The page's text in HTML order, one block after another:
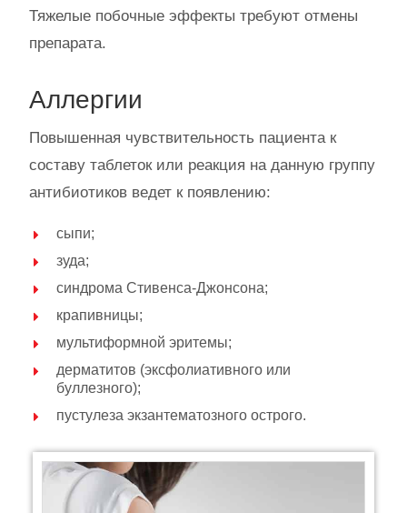
Тяжелые побочные эффекты требуют отмены
препарата.
Аллергии
Повышенная чувствительность пациента к
составу таблеток или реакция на данную группу
антибиотиков ведет к появлению:
сыпи;
зуда;
синдрома Стивенса-Джонсона;
крапивницы;
мультиформной эритемы;
дерматитов (эксфолиативного или
буллезного);
пустулеза экзантематозного острого.